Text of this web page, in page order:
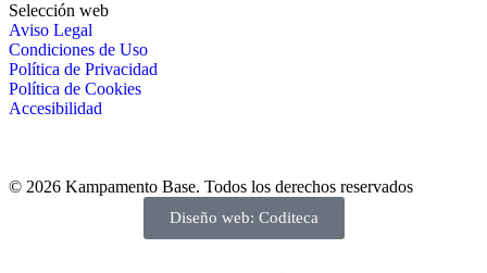
Selección web
Aviso Legal
Condiciones de Uso
Política de Privacidad
Política de Cookies
Accesibilidad
© 2026 Kampamento Base. Todos los derechos reservados
Diseño web: Coditeca